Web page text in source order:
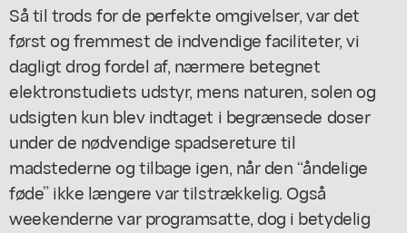
Så til trods for de perfekte omgivelser, var det
først og fremmest de indvendige faciliteter, vi
dagligt drog fordel af, nærmere betegnet
elektronstudiets udstyr, mens naturen, solen og
udsigten kun blev indtaget i begrænsede doser
under de nødvendige spadsereture til
madstederne og tilbage igen, når den “åndelige
føde” ikke længere var tilstrækkelig. Også
weekenderne var programsatte, dog i betydelig